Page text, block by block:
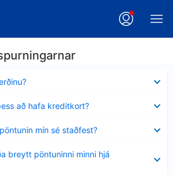
að hafa kreditkort?
mín sé staðfest?
breytt pöntuninni minni hjá